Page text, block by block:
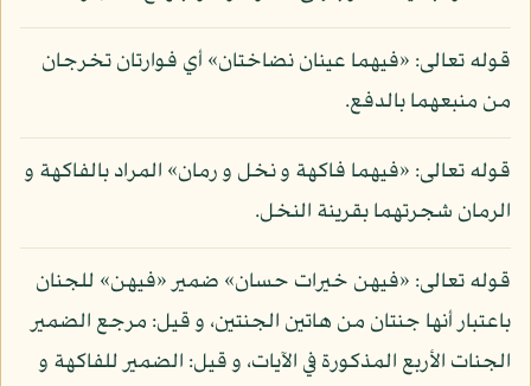
قوله تعالى: «فيهما عينان نضاختان» أي فوارتان تخرجان
من منبعهما بالدفع.
قوله تعالى: «فيهما فاكهة و نخل و رمان» المراد بالفاكهة و
الرمان شجرتهما بقرينة النخل.
قوله تعالى: «فيهن خيرات حسان» ضمير «فيهن» للجنان
باعتبار أنها جنتان من هاتين الجنتين، و قيل: مرجع الضمير
الجنات الأربع المذكورة في الآيات، و قيل: الضمير للفاكهة و